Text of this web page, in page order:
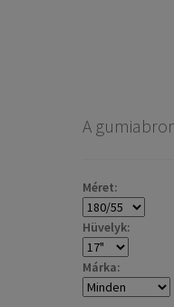
A
Méret:
Hüvelyk:
Márka: